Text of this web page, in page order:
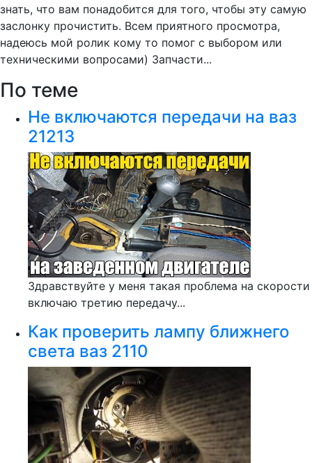
знать, что вам понадобится для того, чтобы эту самую
заслонку прочистить. Всем приятного просмотра,
надеюсь мой ролик кому то помог с выбором или
техническими вопросами) Запчасти...
По теме
Не включаются передачи на ваз
21213
Здравствуйте у меня такая проблема на скорости
включаю третию передачу...
Как проверить лампу ближнего
света ваз 2110